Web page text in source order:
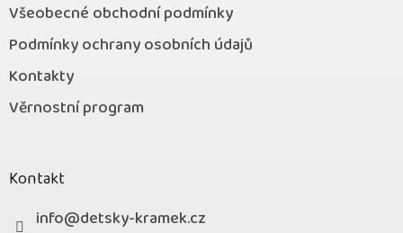
Všeobecné obchodní podmínky
Podmínky ochrany osobních údajů
Kontakty
Věrnostní program
Kontakt
info@detsky-kramek.cz